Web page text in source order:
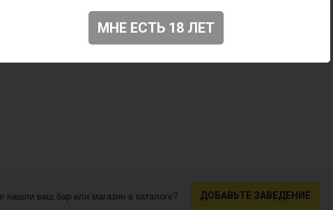
нашли ваш бар или магазин в каталоге? ДОБАВЬТЕ ЗАВЕДЕНИЕ
МНЕ ЕСТЬ 18 ЛЕТ